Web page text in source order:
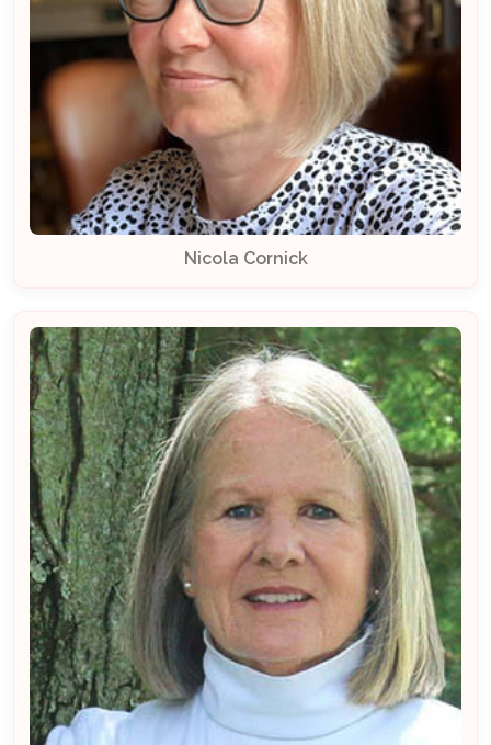
Nicola Cornick